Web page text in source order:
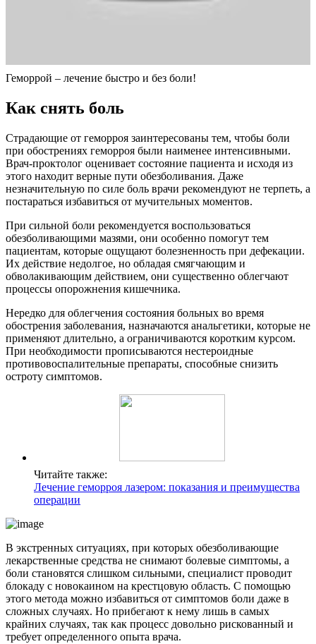
Геморрой – лечение быстро и без боли!
Как снять боль
Страдающие от геморроя заинтересованы тем, чтобы боли
при обострениях геморроя были наименее интенсивными.
Врач-проктолог оценивает состояние пациента и исходя из
этого находит верные пути обезболивания. Даже
незначительную по силе боль врачи рекомендуют не терпеть, а
постараться избавиться от мучительных моментов.
При сильной боли рекомендуется воспользоваться
обезболивающими мазями, они особенно помогут тем
пациентам, которые ощущают болезненность при дефекации.
Их действие недолгое, но обладая смягчающим и
обволакивающим действием, они существенно облегчают
процессы опорожнения кишечника.
Нередко для облегчения состояния больных во время
обострения заболевания, назначаются анальгетики, которые не
применяют длительно, а ограничиваются коротким курсом.
При необходимости прописываются нестероидные
противовоспалительные препараты, способные снизить
остроту симптомов.
Читайте также:
Лечение геморроя лазером: показания и преимущества
операции
В экстренных ситуациях, при которых обезболивающие
лекарственные средства не снимают болевые симптомы, а
боли становятся слишком сильными, специалист проводит
блокаду с новокаином на крестцовую область. С помощью
этого метода можно избавиться от симптомов боли даже в
сложных случаях. Но прибегают к нему лишь в самых
крайних случаях, так как процесс довольно рискованный и
требует определенного опыта врача.